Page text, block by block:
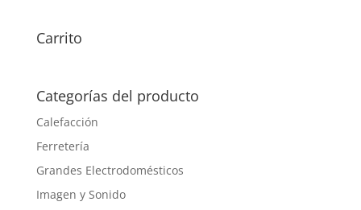
Carrito
Categorías del producto
Calefacción
Ferretería
Grandes Electrodomésticos
Imagen y Sonido